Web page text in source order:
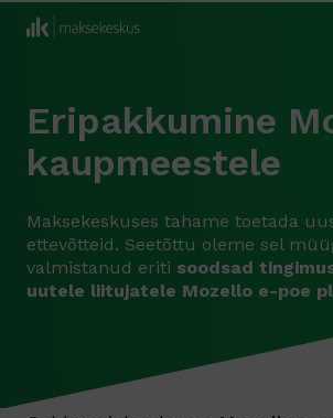
Eripakkumine
kaupmeestele
Maksekeskuses tahame toetada
ettevõtteid. Seetõttu oleme sel
valmistanud eriti soodsad
uutele liitujatele Mozello e-poe